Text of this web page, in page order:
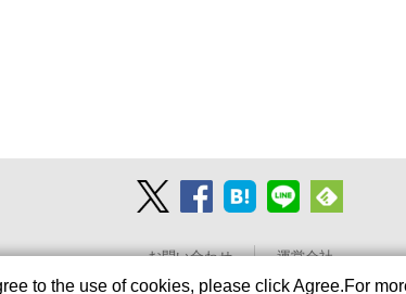
お問い合わせ 運営会社
to the use of cookies, please click Agree.For